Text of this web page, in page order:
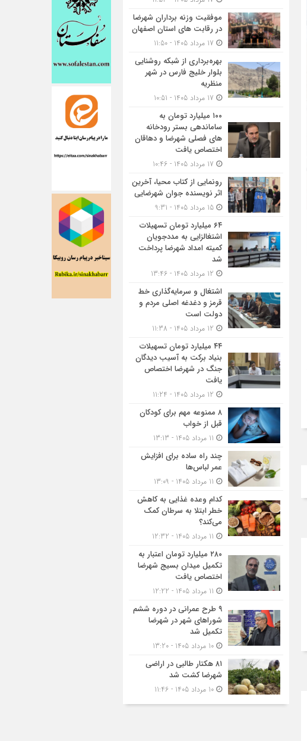
موفقیت وزنه برداران شهرضا
در رقابت های استان اصفهان
بهره‌برداری از شبکه روشنایی
بلوار خلیج فارس در شهر
منظریه
۱۰۰ میلیارد تومان به
ساماندهی بستر رودخانه
های فصلی شهرضا و دهاقان
اختصاص یافت
رونمایی از کتاب محیا، آخرین
اثر نویسنده جوان شهرضایی
۶۴ میلیارد تومان تسهیلات
اشتغالزایی به مددجویان
کمیته امداد شهرضا پرداخت
شد
اشتغال و سرمایه‌گذاری خط
قرمز و دغدغه اصلی مردم و
دولت است
۴۴ میلیارد تومان تسهیلات
بنیاد برکت به آسیب دیدگان
جنگ در شهرضا اختصاص
یافت
۸ ممنوعه مهم برای کودکان
قبل از خواب
چند راه ساده برای افزایش
عمر لباس‌ها
کدام وعده غذایی به کاهش
خطر ابتلا به سرطان کمک
می‌کند؟
۲۸۰ میلیارد تومان اعتبار به
تکمیل میدان بسیج شهرضا
اختصاص یافت
۹ طرح عمرانی در دوره ششم
شوراهای شهر در شهرضا
تکمیل شد
۸۱ هکتار طالبی در اراضی
شهرضا کشت شد